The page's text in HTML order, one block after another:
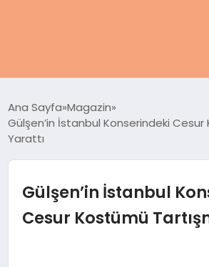
KADIN
MAGAZIN
Ana Sayfa Magazin
Gülşen’in İstanbul Konserindeki
Yarattı
Gülşen’in İstanbul
Cesur Kostümü